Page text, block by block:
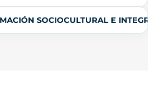
SOCIOCULTURAL E